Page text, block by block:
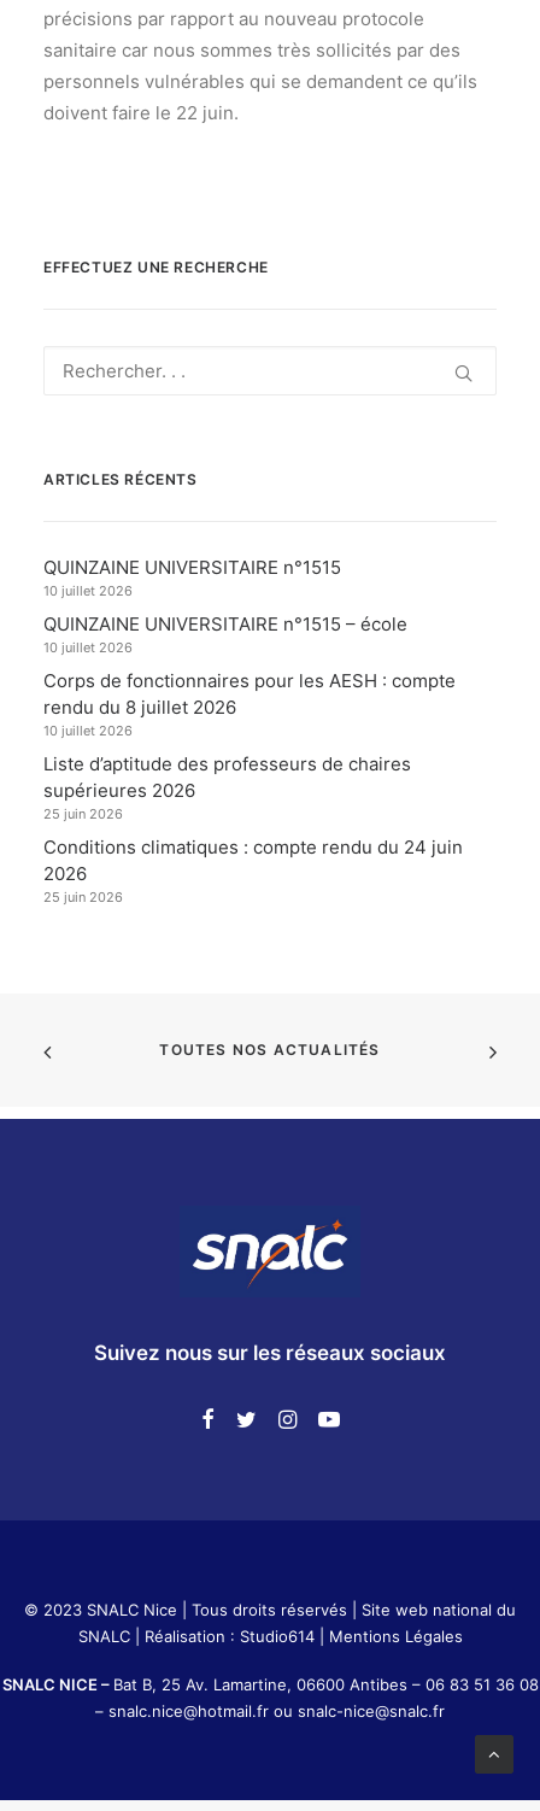
précisions par rapport au nouveau protocole
sanitaire car nous sommes très sollicités par des
personnels vulnérables qui se demandent ce qu’ils
doivent faire le 22 juin.
EFFECTUEZ UNE RECHERCHE
ARTICLES RÉCENTS
QUINZAINE UNIVERSITAIRE n°1515
10 juillet 2026
QUINZAINE UNIVERSITAIRE n°1515 – école
10 juillet 2026
Corps de fonctionnaires pour les AESH : compte
rendu du 8 juillet 2026
10 juillet 2026
Liste d’aptitude des professeurs de chaires
supérieures 2026
25 juin 2026
Conditions climatiques : compte rendu du 24 juin
2026
25 juin 2026
TOUTES NOS ACTUALITÉS
Suivez nous sur les réseaux sociaux
© 2023 SNALC Nice | Tous droits réservés | Site web national du
SNALC| Réalisation : Studio614| Mentions Légales
SNALC NICE – Bat B, 25 Av. Lamartine, 06600 Antibes – 06 83 51 36 08
– snalc.nice@hotmail.fr ou snalc-nice@snalc.fr